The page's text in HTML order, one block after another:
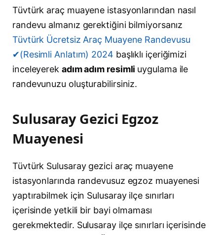
Tüvtürk araç muayene istasyonlarından nasıl
randevu almanız gerektiğini bilmiyorsanız
Tüvtürk Ücretsiz Araç Muayene Randevusu
✔(Resimli Anlatım) 2024 başlıklı içeriğimizi
inceleyerek adım adım resimli uygulama ile
randevunuzu oluşturabilirsiniz.
Sulusaray Gezici Egzoz
Muayenesi
Tüvtürk Sulusaray gezici araç muayene
istasyonlarında randevusuz egzoz muayenesi
yaptırabilmek için Sulusaray ilçe sınırları
içerisinde yetkili bir bayi olmaması
gerekmektedir. Sulusaray ilçe sınırları içerisinde